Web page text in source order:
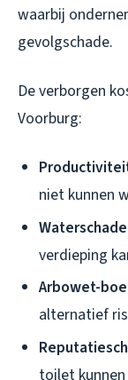
waarbij
gevolgschade.
De verborgen
Voorburg:
niet kunnen
verdieping
Arbowet-
alternatief
toilet